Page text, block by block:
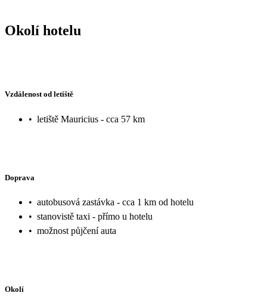
Okolí hotelu
Vzdálenost od letiště
• letiště Mauricius - cca 57 km
Doprava
• autobusová zastávka - cca 1 km od hotelu
• stanovistě taxi - přímo u hotelu
• možnost půjčení auta
Okolí